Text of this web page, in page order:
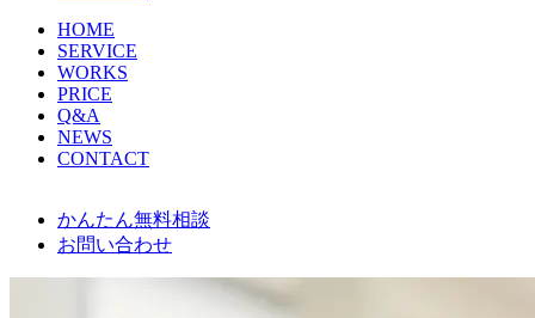
HOME
SERVICE
WORKS
PRICE
Q&A
NEWS
CONTACT
かんたん無料相談
お問い合わせ